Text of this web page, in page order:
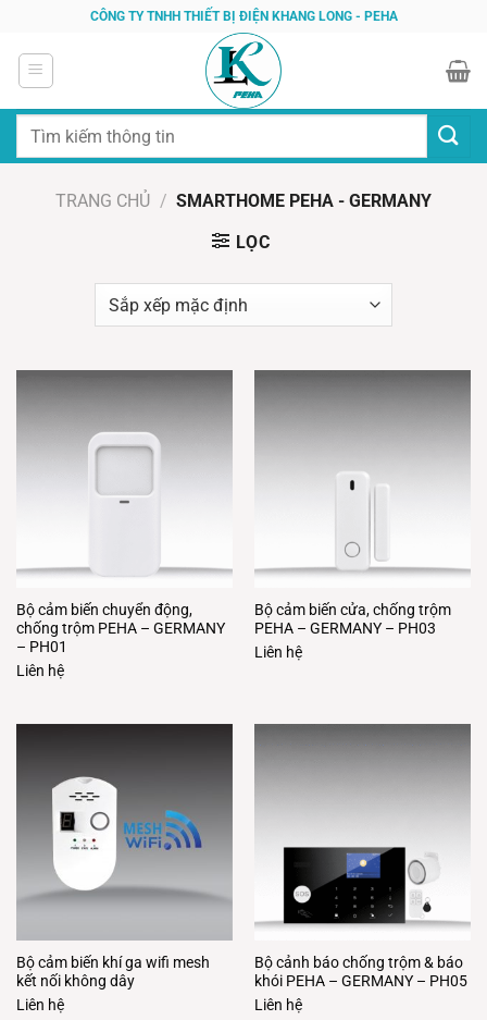
dung
CÔNG TY TNHH THIẾT BỊ ĐIỆN KHANG LONG - PEHA
Tìm
TRANG CHỦ / SMARTHOME PEHA - GERMANY
LỌC
Bộ cảm biến chuyển động,
chống trộm PEHA – GERMANY
– PH01
Liên hệ
Bộ cảm biến cửa, chống trộm
PEHA – GERMANY – PH03
Liên hệ
Bộ cảm biến khí ga wifi mesh
kết nối không dây
Liên hệ
Bộ cảnh báo chống trộm & báo
khói PEHA – GERMANY – PH05
Liên hệ